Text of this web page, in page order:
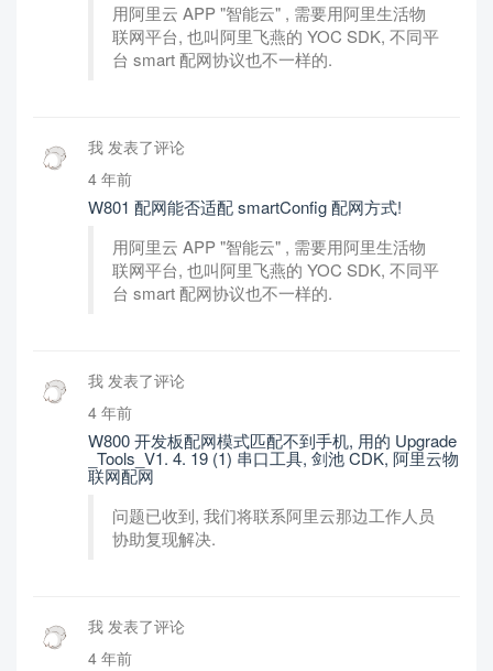
用阿里云 APP "智能云" , 需要用阿里生活物
联网平台, 也叫阿里飞燕的 YOC SDK, 不同平
台 smart 配网协议也不一样的.
我 发表了评论
4 年前
W801 配网能否适配 smartConfig 配网方式!
用阿里云 APP "智能云" , 需要用阿里生活物
联网平台, 也叫阿里飞燕的 YOC SDK, 不同平
台 smart 配网协议也不一样的.
我 发表了评论
4 年前
W800 开发板配网模式匹配不到手机, 用的 Upgrade
_Tools_V1. 4. 19 (1) 串口工具, 剑池 CDK, 阿里云物
联网配网
问题已收到, 我们将联系阿里云那边工作人员
协助复现解决.
我 发表了评论
4 年前